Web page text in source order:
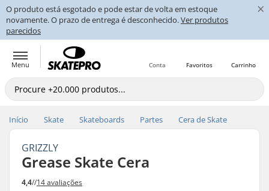
O produto está esgotado e pode estar de volta em estoque
novamente. O prazo de entrega é desconhecido.Ver produtos
parecidos
×
Menu Carrinho
Favoritos
Conta
Início Skate Skateboards Partes Cera de Skate
GRIZZLY
Grease Skate Cera
4,4//14 avaliações